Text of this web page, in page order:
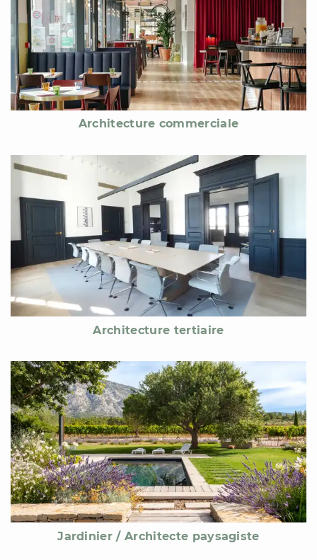
Architecture commerciale
Architecture tertiaire
Jardinier / Architecte paysagiste